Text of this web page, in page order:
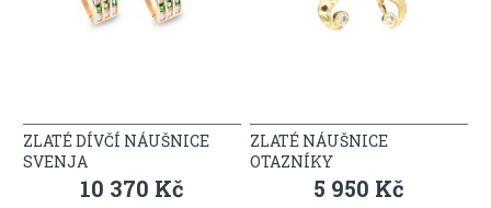
ZLATÉ DÍVČÍ NÁUŠNICE
SVENJA
10 370 Kč
ZLATÉ NÁUŠNICE
OTAZNÍKY
5 950 Kč